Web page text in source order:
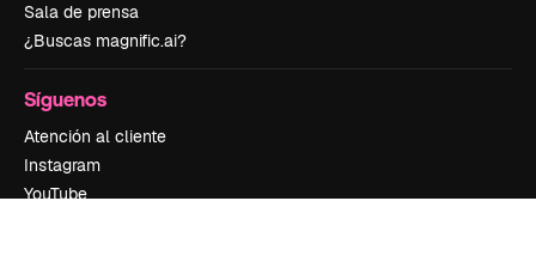
Sala de prensa
¿Buscas magnific.ai?
Síguenos
Atención al cliente
Instagram
YouTube